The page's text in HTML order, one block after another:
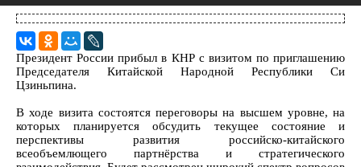
Президент России прибыл в КНР с визитом по приглашению
Председателя Китайской Народной Республики Си
Цзиньпина.
В ходе визита состоятся переговоры на высшем уровне, на
которых планируется обсудить текущее состояние и
перспективы развития российско-китайского
всеобъемлющего партнёрства и стратегического